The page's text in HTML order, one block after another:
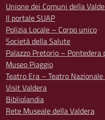
Unione dei Comuni della
Il portale SUAP
Polizia Locale – Corpo unico
Società della Salute
Palazzo Pretorio –
Museo Piaggio
Teatro Era – Teatro Nazionale
Visit Valdera
Bibliolandia
Rete Museale della Valdera